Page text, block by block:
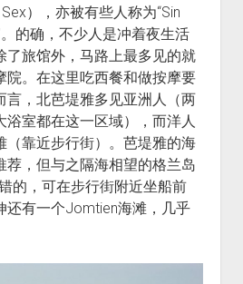
Sex），亦被有些人称为“Sin
。的确，不少人是冲着夜生活
了旅馆外，马路上最多见的就
院。在这里吃西餐和做按摩要
言，北芭堤雅多见亚洲人（两
浴室都在这一区域），而洋人
（靠近步行街）。芭堤雅的海
荐，但与之隔海相望的格兰岛
的，可在步行街附近坐船前
还有一个Jomtien海滩，几乎